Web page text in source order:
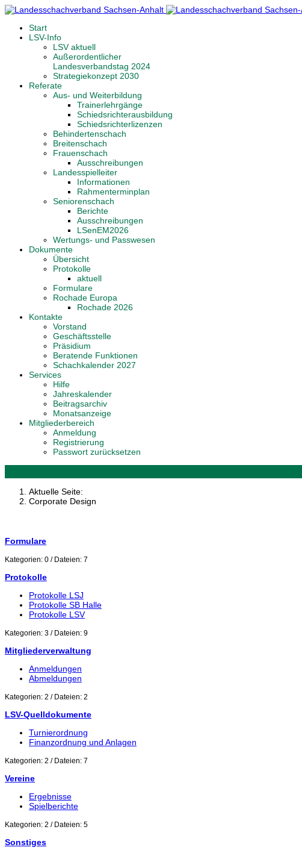
Start
LSV-Info
LSV aktuell
Außerordentlicher
Landesverbandstag 2024
Strategiekonzept 2030
Referate
Aus- und Weiterbildung
Trainerlehrgänge
Schiedsrichterausbildung
Schiedsrichterlizenzen
Behindertenschach
Breitenschach
Frauenschach
Ausschreibungen
Landesspielleiter
Informationen
Rahmenterminplan
Seniorenschach
Berichte
Ausschreibungen
LSenEM2026
Wertungs- und Passwesen
Dokumente
Übersicht
Protokolle
aktuell
Formulare
Rochade Europa
Rochade 2026
Kontakte
Vorstand
Geschäftsstelle
Präsidium
Beratende Funktionen
Schachkalender 2027
Services
Hilfe
Jahreskalender
Beitragsarchiv
Monatsanzeige
Mitgliederbereich
Anmeldung
Registrierung
Passwort zurücksetzen
Aktuelle Seite:
Corporate Design
Formulare
Kategorien: 0 / Dateien: 7
Protokolle
Protokolle LSJ
Protokolle SB Halle
Protokolle LSV
Kategorien: 3 / Dateien: 9
Mitgliederverwaltung
Anmeldungen
Abmeldungen
Kategorien: 2 / Dateien: 2
LSV-Quelldokumente
Turnierordnung
Finanzordnung und Anlagen
Kategorien: 2 / Dateien: 7
Vereine
Ergebnisse
Spielberichte
Kategorien: 2 / Dateien: 5
Sonstiges